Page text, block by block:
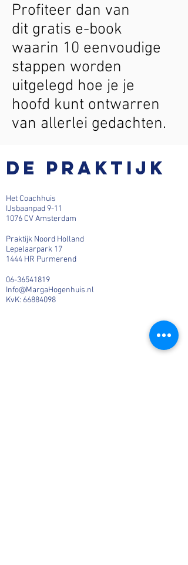
Profiteer dan van
dit gratis e-book
waarin 10 eenvoudige
stappen worden
uitgelegd hoe je je
hoofd kunt ontwarren
van allerlei gedachten.
De praktijk
Het Coachhuis
IJsbaanpad 9-11
1076 CV Amsterdam
Praktijk Noord Holland
Lepelaarpark 17
1444 HR Purmerend
06-36541819
Info@MargaHogenhuis.nl
KvK: 66884098